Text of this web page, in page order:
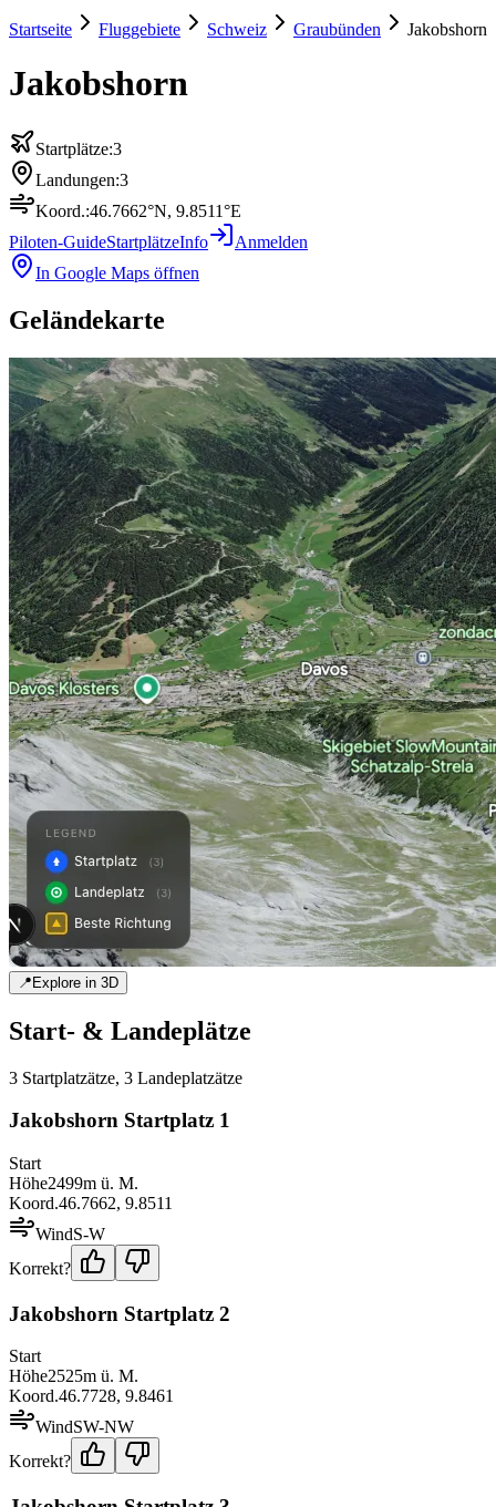
Startseite Fluggebiete Schweiz Graubünden Jakobshorn
Jakobshorn
Startplätze:3
Landungen:3
Koord.:46.7662°N, 9.8511°E
Piloten-GuideStartplätzeInfo
Anmelden
In Google Maps öffnen
Geländekarte
📍Explore in 3D
Start- & Landeplätze
3 Startplatzätze, 3 Landeplatzätze
Jakobshorn Startplatz 1
Start
Höhe2499m ü. M.
Koord.46.7662, 9.8511
WindS-W
Korrekt?
Jakobshorn Startplatz 2
Start
Höhe2525m ü. M.
Koord.46.7728, 9.8461
WindSW-NW
Korrekt?